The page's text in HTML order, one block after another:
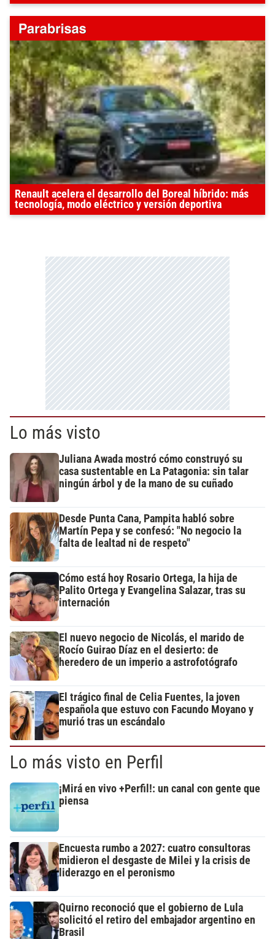
Renault acelera el desarrollo del Boreal híbrido: más
tecnología, modo eléctrico y versión deportiva
Lo más visto
Juliana Awada mostró cómo construyó su
casa sustentable en La Patagonia: sin talar
ningún árbol y de la mano de su cuñado
Desde Punta Cana, Pampita habló sobre
Martín Pepa y se confesó: "No negocio la
falta de lealtad ni de respeto"
Cómo está hoy Rosario Ortega, la hija de
Palito Ortega y Evangelina Salazar, tras su
internación
El nuevo negocio de Nicolás, el marido de
Rocío Guirao Díaz en el desierto: de
heredero de un imperio a astrofotógrafo
El trágico final de Celia Fuentes, la joven
española que estuvo con Facundo Moyano y
murió tras un escándalo
Lo más visto en Perfil
¡Mirá en vivo +Perfil!: un canal con gente que
piensa
Encuesta rumbo a 2027: cuatro consultoras
midieron el desgaste de Milei y la crisis de
liderazgo en el peronismo
Quirno reconoció que el gobierno de Lula
solicitó el retiro del embajador argentino en
Brasil